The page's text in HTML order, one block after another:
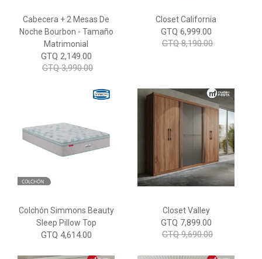
Cabecera + 2 Mesas De
Noche Bourbon - Tamaño
Matrimonial
GTQ 2,149.00
GTQ 3,990.00
Closet California
GTQ 6,999.00
GTQ 8,190.00
Colchón Simmons Beauty
Sleep Pillow Top
GTQ 4,614.00
Closet Valley
GTQ 7,899.00
GTQ 9,690.00